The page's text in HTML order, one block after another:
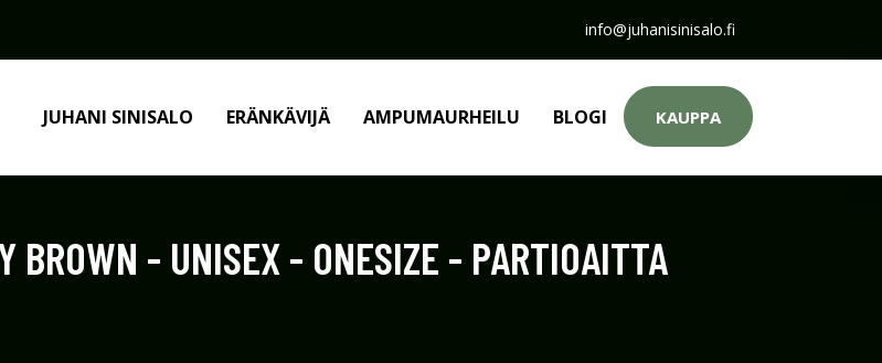
info@juhanisinisalo.fi
JUHANI SINISALO ERÄNKÄVIJÄ AMPUMAURHEILU BLOGI KAUPPA
BROWN - UNISEX - ONESIZE - PARTIOAITTA